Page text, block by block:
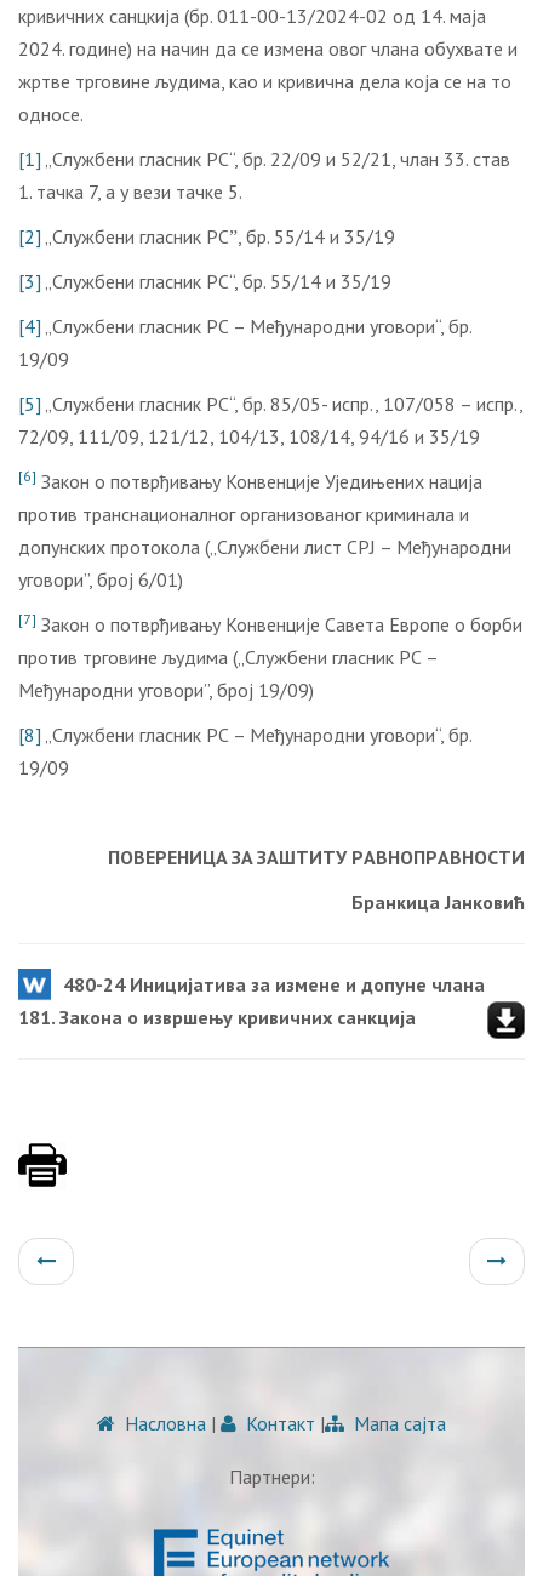
кривичних санцкија (бр. 011-00-13/2024-02 од 14. маја
2024. године) на начин да се измена овог члана обухвате и
жртве трговине људима, као и кривична дела која се на то
односе.
[1] „Службени гласник РС“, бр. 22/09 и 52/21, члан 33. став
1. тачка 7, а у вези тачке 5.
[2] „Службени гласник РСˮ, бр. 55/14 и 35/19
[3] „Службени гласник РС“, бр. 55/14 и 35/19
[4] „Службени гласник РС – Међународни уговори“, бр.
19/09
[5] „Службени гласник РС“, бр. 85/05- испр., 107/058 – испр.,
72/09, 111/09, 121/12, 104/13, 108/14, 94/16 и 35/19
[6] Закон о потврђивању Конвенције Уједињених нација
против транснационалног организованог криминала и
допунских протокола („Службени лист СРЈ – Међународни
уговори”, број 6/01)
[7] Закон о потврђивању Конвенције Савета Европе о борби
против трговине људима („Службени гласник РС –
Међународни уговори”, број 19/09)
[8] „Службени гласник РС – Међународни уговори“, бр.
19/09
ПOВEРEНИЦA ЗA ЗAШTИTУ РAВНOПРAВНOСTИ
Брaнкицa Jaнкoвић
480-24 Иницијатива за измене и допуне члана
181. Закона о извршењу кривичних санкција
Насловна | Контакт | Мапа сајта
Партнери: